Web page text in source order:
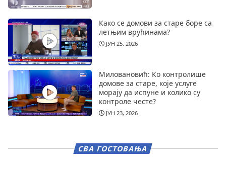
Како се домови за старе боре са
летњим врућинама?
ЈУН 25, 2026
Миловановић: Ко контролише
домове за старе, које услуге
морају да испуне и колико су
контроле честе?
ЈУН 23, 2026
СВА ГОСТОВАЊА